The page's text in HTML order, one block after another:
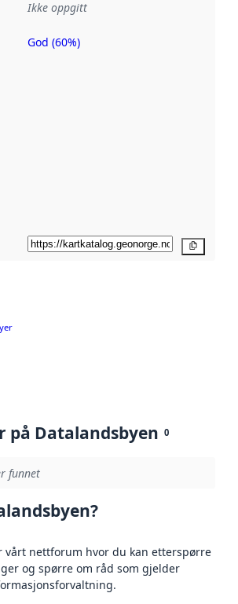
Ikke oppgitt
Metadatakvalitet
God (60%)
på Datalandsbyen 0
funnet
vårt nettforum hvor du kan etterspørre
og spørre om råd som gjelder